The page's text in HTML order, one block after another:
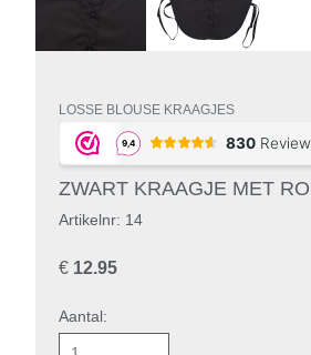
LOSSE BLOUSE KRAAGJES
ZWART KRAAGJE MET
Artikelnr: 14
€ 12.95
Aantal: